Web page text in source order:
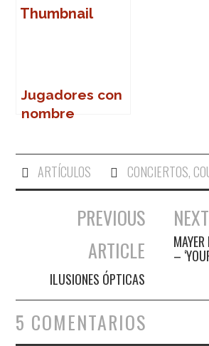
Jugadores con
nombre
dos sílabas
repetidas
ARTÍCULOS CONCIERTOS,
Navegación de entradas
PREVIOUS
ARTICLE
ILUSIONES ÓPTICAS
–
5 COMENTARIOS